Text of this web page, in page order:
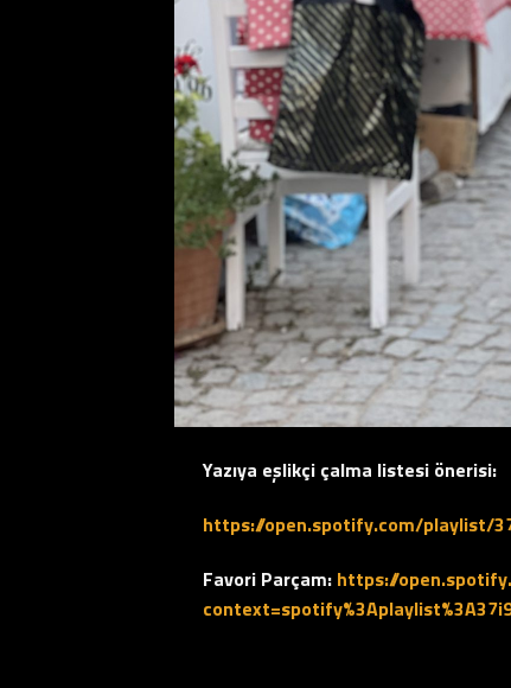
Yazıya eşlikçi çalma listesi önerisi:
https://open.spotify.com/playlist/
Favori Parçam: https://